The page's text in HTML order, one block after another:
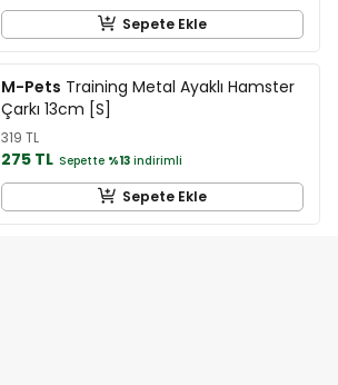
Sepete Ekle
M-Pets Training Metal Ayaklı Hamster
Çarkı 13cm [S]
319 TL
275 TL Sepette %13 indirimli
Sepete Ekle